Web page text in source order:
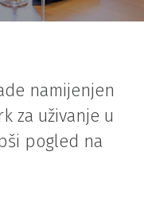
namijenjen
za uživanje u
pogled na